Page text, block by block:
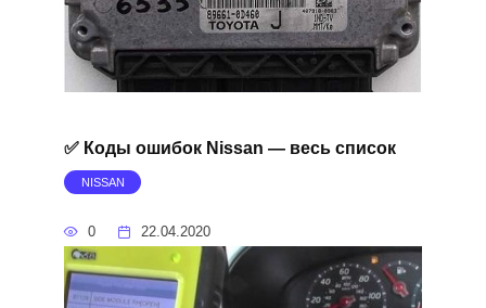
✅ Коды ошибок Nissan — весь список
NISSAN
0 22.04.2020